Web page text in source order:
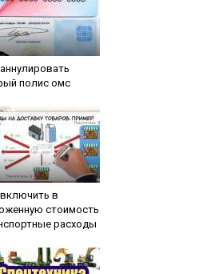
полис омс
в
стоимость
расходы